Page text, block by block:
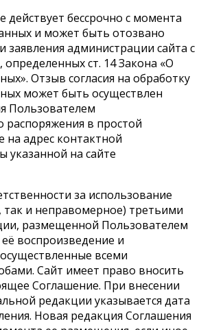
действует бессрочно с момента
и может быть отозвано
заявления администрации сайта с
ст. 14 Закона «О
Отзыв согласия на обработку
может быть осуществлен
Пользователем
распоряжения в простой
адрес контактной
указанной на сайте
за использование
и неправомерное) третьими
размещенной Пользователем
воспроизведение и
всеми
Сайт имеет право вносить
Соглашение. При внесении
редакции указывается дата
Новая редакция Соглашения